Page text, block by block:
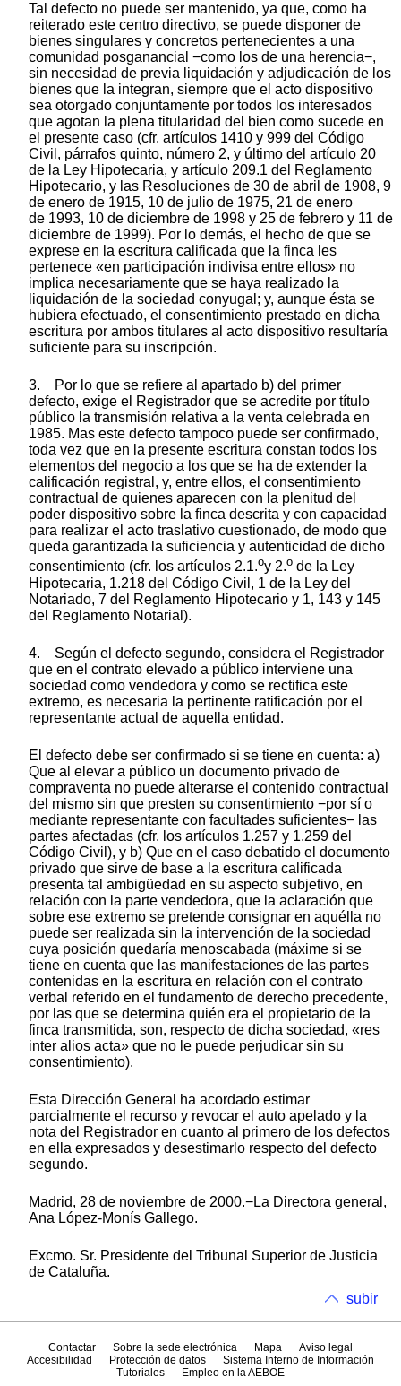
Tal defecto no puede ser mantenido, ya que, como ha
reiterado este centro directivo, se puede disponer de
bienes singulares y concretos pertenecientes a una
comunidad posganancial −como los de una herencia−,
sin necesidad de previa liquidación y adjudicación de los
bienes que la integran, siempre que el acto dispositivo
sea otorgado conjuntamente por todos los interesados
que agotan la plena titularidad del bien como sucede en
el presente caso (cfr. artículos 1410 y 999 del Código
Civil, párrafos quinto, número 2, y último del artículo 20
de la Ley Hipotecaria, y artículo 209.1 del Reglamento
Hipotecario, y las Resoluciones de 30 de abril de 1908, 9
de enero de 1915, 10 de julio de 1975, 21 de enero
de 1993, 10 de diciembre de 1998 y 25 de febrero y 11 de
diciembre de 1999). Por lo demás, el hecho de que se
exprese en la escritura calificada que la finca les
pertenece «en participación indivisa entre ellos» no
implica necesariamente que se haya realizado la
liquidación de la sociedad conyugal; y, aunque ésta se
hubiera efectuado, el consentimiento prestado en dicha
escritura por ambos titulares al acto dispositivo resultaría
suficiente para su inscripción.
3. Por lo que se refiere al apartado b) del primer
defecto, exige el Registrador que se acredite por título
público la transmisión relativa a la venta celebrada en
1985. Mas este defecto tampoco puede ser confirmado,
toda vez que en la presente escritura constan todos los
elementos del negocio a los que se ha de extender la
calificación registral, y, entre ellos, el consentimiento
contractual de quienes aparecen con la plenitud del
poder dispositivo sobre la finca descrita y con capacidad
para realizar el acto traslativo cuestionado, de modo que
queda garantizada la suficiencia y autenticidad de dicho
consentimiento (cfr. los artículos 2.1.oy 2.o de la Ley
Hipotecaria, 1.218 del Código Civil, 1 de la Ley del
Notariado, 7 del Reglamento Hipotecario y 1, 143 y 145
del Reglamento Notarial).
4. Según el defecto segundo, considera el Registrador
que en el contrato elevado a público interviene una
sociedad como vendedora y como se rectifica este
extremo, es necesaria la pertinente ratificación por el
representante actual de aquella entidad.
El defecto debe ser confirmado si se tiene en cuenta: a)
Que al elevar a público un documento privado de
compraventa no puede alterarse el contenido contractual
del mismo sin que presten su consentimiento −por sí o
mediante representante con facultades suficientes− las
partes afectadas (cfr. los artículos 1.257 y 1.259 del
Código Civil), y b) Que en el caso debatido el documento
privado que sirve de base a la escritura calificada
presenta tal ambigüedad en su aspecto subjetivo, en
relación con la parte vendedora, que la aclaración que
sobre ese extremo se pretende consignar en aquélla no
puede ser realizada sin la intervención de la sociedad
cuya posición quedaría menoscabada (máxime si se
tiene en cuenta que las manifestaciones de las partes
contenidas en la escritura en relación con el contrato
verbal referido en el fundamento de derecho precedente,
por las que se determina quién era el propietario de la
finca transmitida, son, respecto de dicha sociedad, «res
inter alios acta» que no le puede perjudicar sin su
consentimiento).
Esta Dirección General ha acordado estimar
parcialmente el recurso y revocar el auto apelado y la
nota del Registrador en cuanto al primero de los defectos
en ella expresados y desestimarlo respecto del defecto
segundo.
Madrid, 28 de noviembre de 2000.−La Directora general,
Ana López-Monís Gallego.
Excmo. Sr. Presidente del Tribunal Superior de Justicia
de Cataluña.
subir
Contactar Sobre la sede electrónica Mapa
Aviso legal
Accesibilidad
Protección de datos
Sistema Interno de Información
Tutoriales
Empleo en la AEBOE